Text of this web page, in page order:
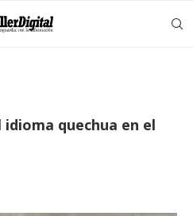
quechua en el